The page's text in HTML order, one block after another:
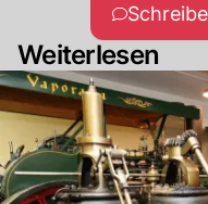
Weiterlesen